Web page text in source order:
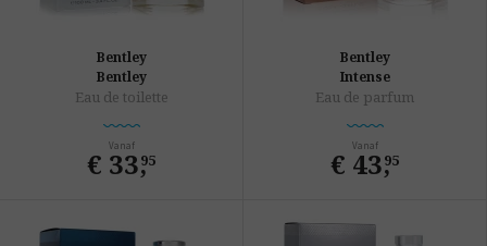
Bentley
Bentley
Eau de toilette
Vanaf
€ 33,
95
Bentley
Intense
Eau de parfum
Vanaf
€ 43,
95